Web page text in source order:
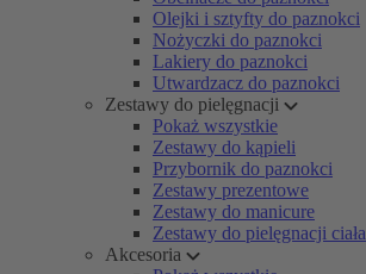
Olejki i sztyfty do paznokci
Nożyczki do paznokci
Lakiery do paznokci
Utwardzacz do paznokci
Zestawy do pielęgnacji
Pokaż wszystkie
Zestawy do kąpieli
Przybornik do paznokci
Zestawy prezentowe
Zestawy do manicure
Zestawy do pielęgnacji ciała
Akcesoria